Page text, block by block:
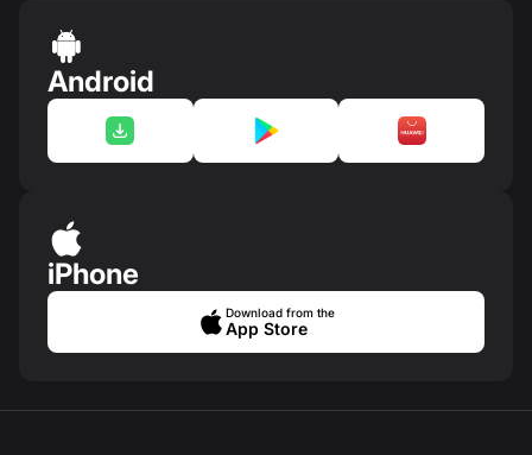
Android
iPhone
Download from the
App Store